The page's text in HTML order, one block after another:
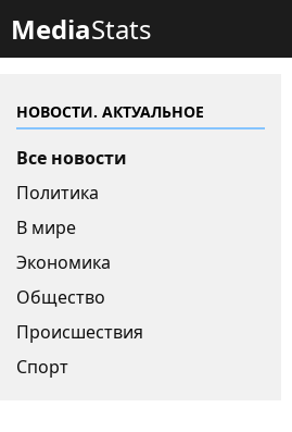
MediaStats
НОВОСТИ. АКТУАЛЬНОЕ
Все новости
Политика
В мире
Экономика
Общество
Происшествия
Спорт